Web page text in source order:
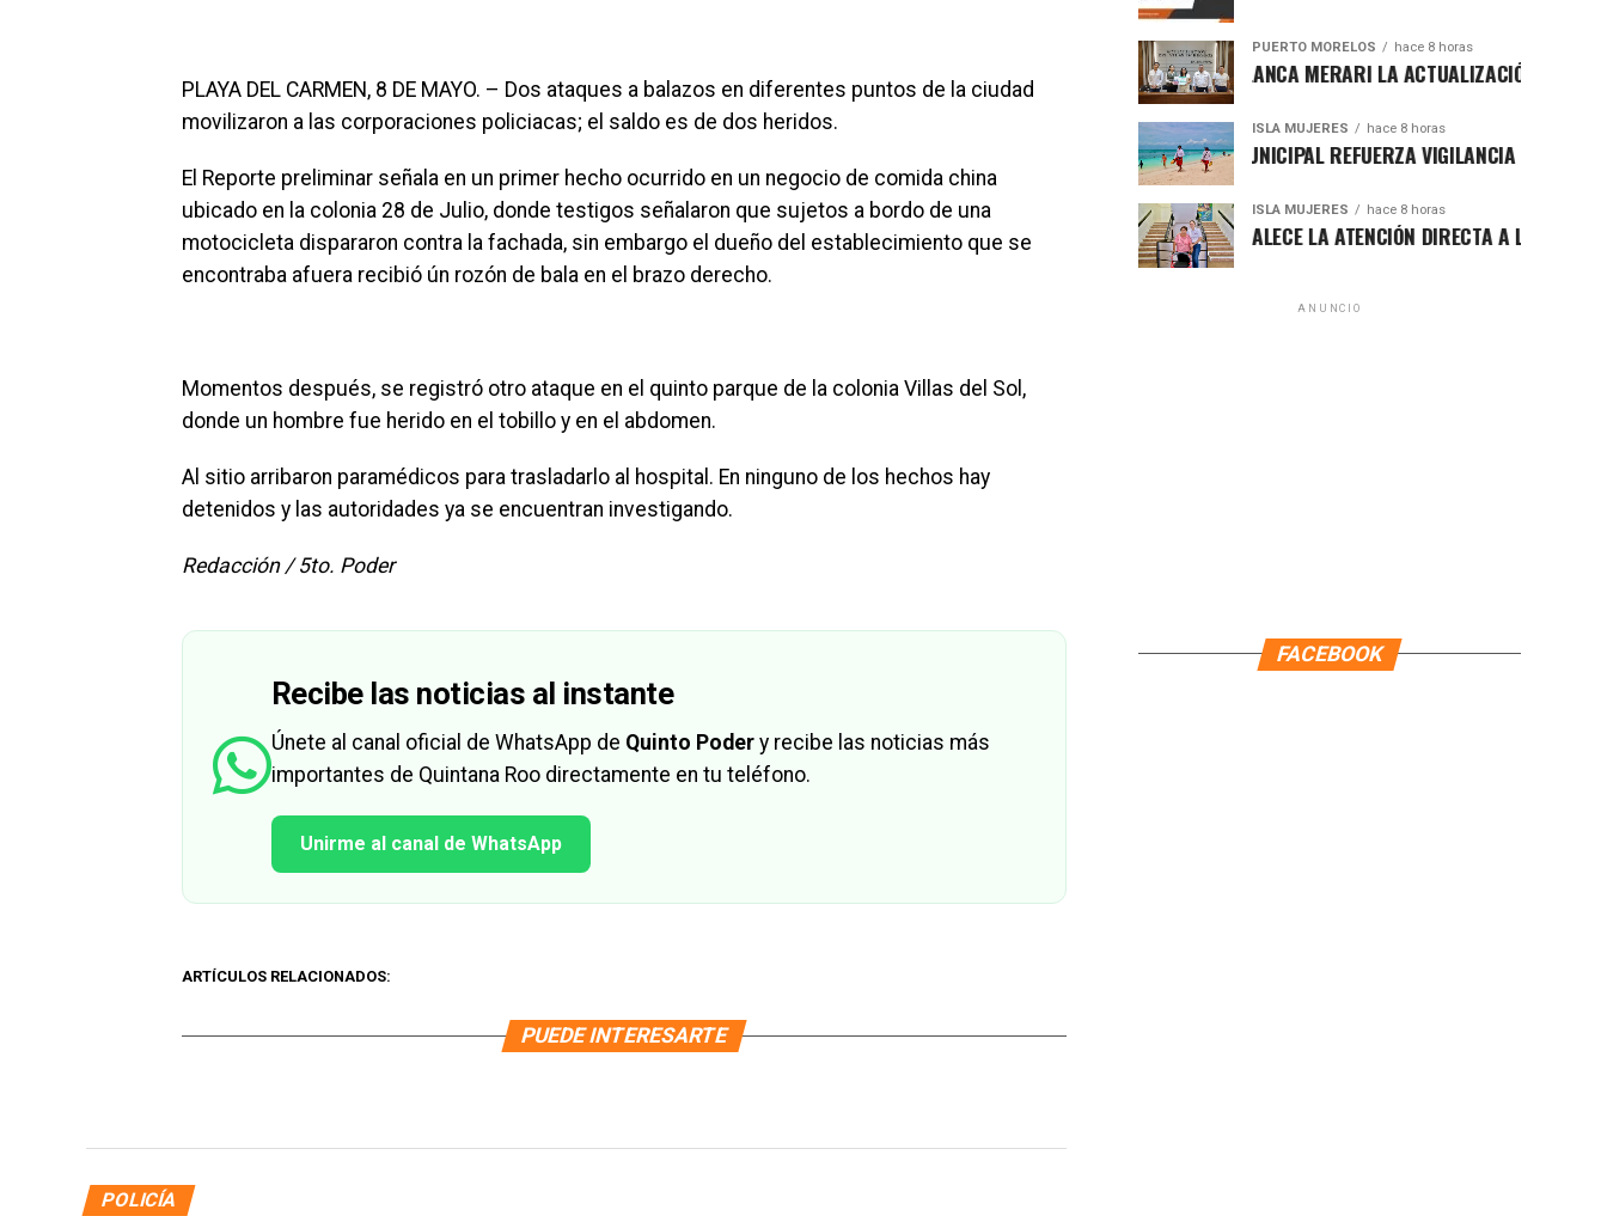
PLAYA DEL CARMEN, 8 DE MAYO. – Dos ataques a balazos en diferentes puntos de la ciudad
movilizaron a las corporaciones policiacas; el saldo es de dos heridos.
El Reporte preliminar señala en un primer hecho ocurrido en un negocio de comida china
ubicado en la colonia 28 de Julio, donde testigos señalaron que sujetos a bordo de una
motocicleta dispararon contra la fachada, sin embargo el dueño del establecimiento que se
encontraba afuera recibió ún rozón de bala en el brazo derecho.
Momentos después, se registró otro ataque en el quinto parque de la colonia Villas del Sol,
donde un hombre fue herido en el tobillo y en el abdomen.
Al sitio arribaron paramédicos para trasladarlo al hospital. En ninguno de los hechos hay
detenidos y las autoridades ya se encuentran investigando.
Redacción / 5to. Poder
Recibe las noticias al instante
Únete al canal oficial de WhatsApp de Quinto Poder y recibe las noticias más
importantes de Quintana Roo directamente en tu teléfono.
Unirme al canal de WhatsApp
ARTÍCULOS RELACIONADOS:
PUEDE INTERESARTE
POLICÍA
PUERTO MORELOS hace 8 horas
PRESENTA BLANCA MERARI LA ACTUALIZACIÓN DEL ATLAS
ISLA MUJERES hace 8 horas
GOBIERNO MUNICIPAL REFUERZA VIGILANCIA CON
ISLA MUJERES hace 8 horas
ATENEA FORTALECE LA ATENCIÓN DIRECTA A LAS FAMILIAS
ANUNCIO
FACEBOOK